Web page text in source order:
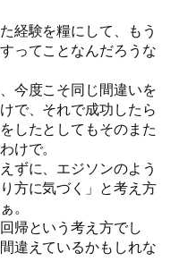
経験を糧にして、もう
ってことなんだろうな
今度こそ同じ間違いを
で、それで成功したら
したとしてもそのまた
けで。
ずに、エジソンのよう
方に気づく」と考え方
。
帰という考え方でし
違えているかもしれな